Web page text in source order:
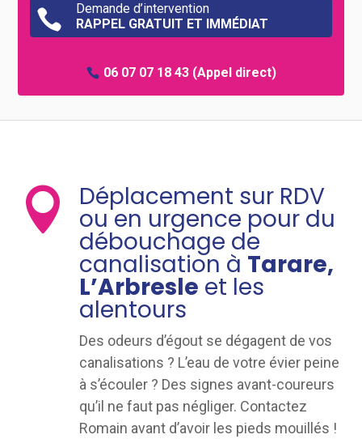

Demande d’intervention
RAPPEL GRATUIT ET IMMÉDIAT
06 07 07 18 43(Appel direct)
 Déplacement sur RDV
ou en urgence pour du
débouchage de
canalisation à Tarare,
L’Arbresle et les
alentours
Des odeurs d’égout se dégagent de vos
canalisations ? L’eau de votre évier peine
à s’écouler ? Des signes avant-coureurs
qu’il ne faut pas négliger. Contactez
Romain avant d’avoir les pieds mouillés !